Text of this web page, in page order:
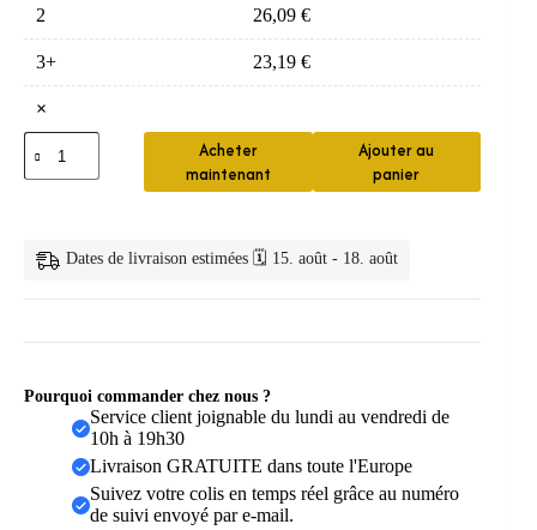
2 26,09 €
3+ 23,19 €
×
quantité
de
Tetes
Pieces
Acheter
maintenant
Ajouter au
panier
Dates de livraison estimées 🗓️ 15. août - 18. août
Pourquoi commander chez nous ?
Service client joignable du lundi au vendredi de
10h à 19h30
Livraison GRATUITE dans toute l'Europe
Suivez votre colis en temps réel grâce au numéro
de suivi envoyé par e-mail.